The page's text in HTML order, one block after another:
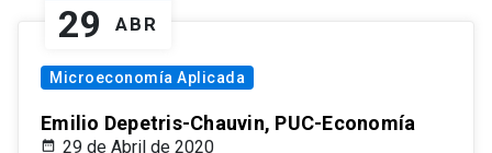
29 ABR
Microeconomía Aplicada
Emilio Depetris-Chauvin, PUC-Economía
29 de Abril de 2020